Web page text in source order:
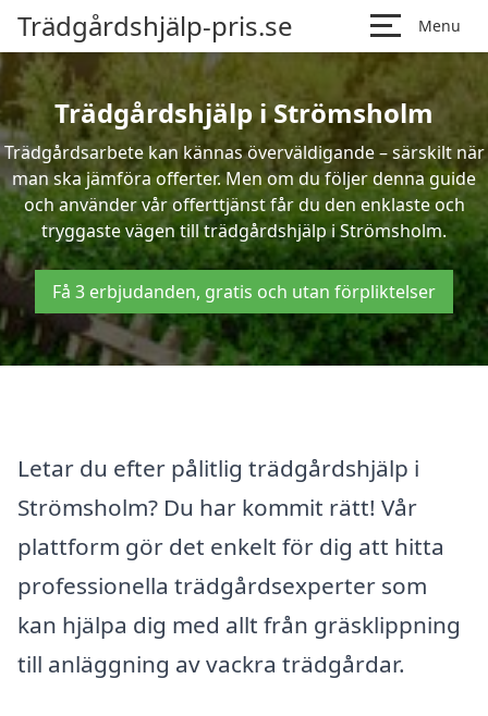
Trädgårdshjälp-pris.se Menu
Trädgårdshjälp i Strömsholm
Trädgårdsarbete kan kännas överväldigande – särskilt när
man ska jämföra offerter. Men om du följer denna guide
och använder vår offerttjänst får du den enklaste och
tryggaste vägen till trädgårdshjälp i Strömsholm.
Få 3 erbjudanden, gratis och utan förpliktelser
Letar du efter pålitlig trädgårdshjälp i
Strömsholm? Du har kommit rätt! Vår
plattform gör det enkelt för dig att hitta
professionella trädgårdsexperter som
kan hjälpa dig med allt från gräsklippning
till anläggning av vackra trädgårdar.